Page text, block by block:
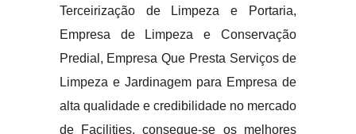
Terceirização de Limpeza e Portaria,
Empresa de Limpeza e Conservação
Predial, Empresa Que Presta Serviços de
Limpeza e Jardinagem para Empresa de
alta qualidade e credibilidade no mercado
de Facilities, consegue-se os melhores